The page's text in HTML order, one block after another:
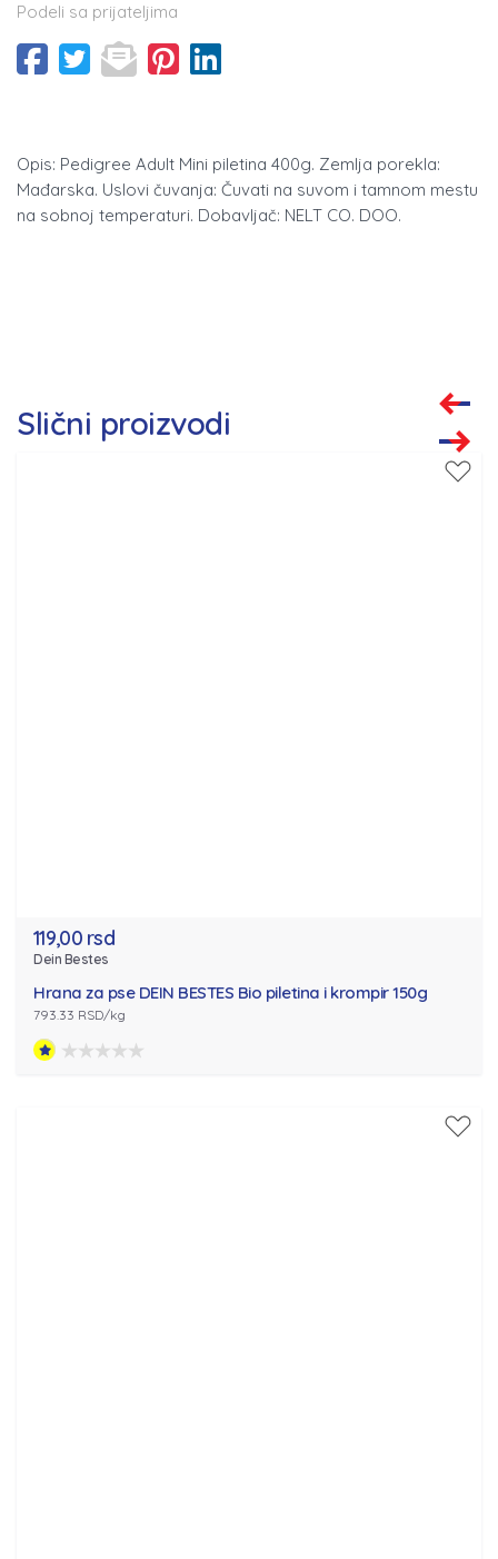
Podeli sa prijateljima
Opis: Pedigree Adult Mini piletina 400g. Zemlja porekla:
Mađarska. Uslovi čuvanja: Čuvati na suvom i tamnom mestu
na sobnoj temperaturi. Dobavljač: NELT CO. DOO.
Slični proizvodi
119,00 rsd
Dein Bestes
Hrana za pse DEIN BESTES Bio piletina i krompir 150g
793.33 RSD/kg